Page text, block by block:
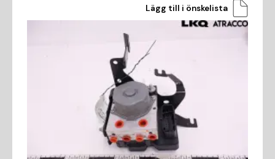
Lägg till i önskelista